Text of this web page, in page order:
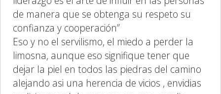
de manera que se obtenga su respeto su
confianza y cooperación”
Eso y no el servilismo, el miedo a perder la
limosna, aunque eso signifique tener que
dejar la piel en todos las piedras del camino
alejando asi una herencia de vicios , envidias